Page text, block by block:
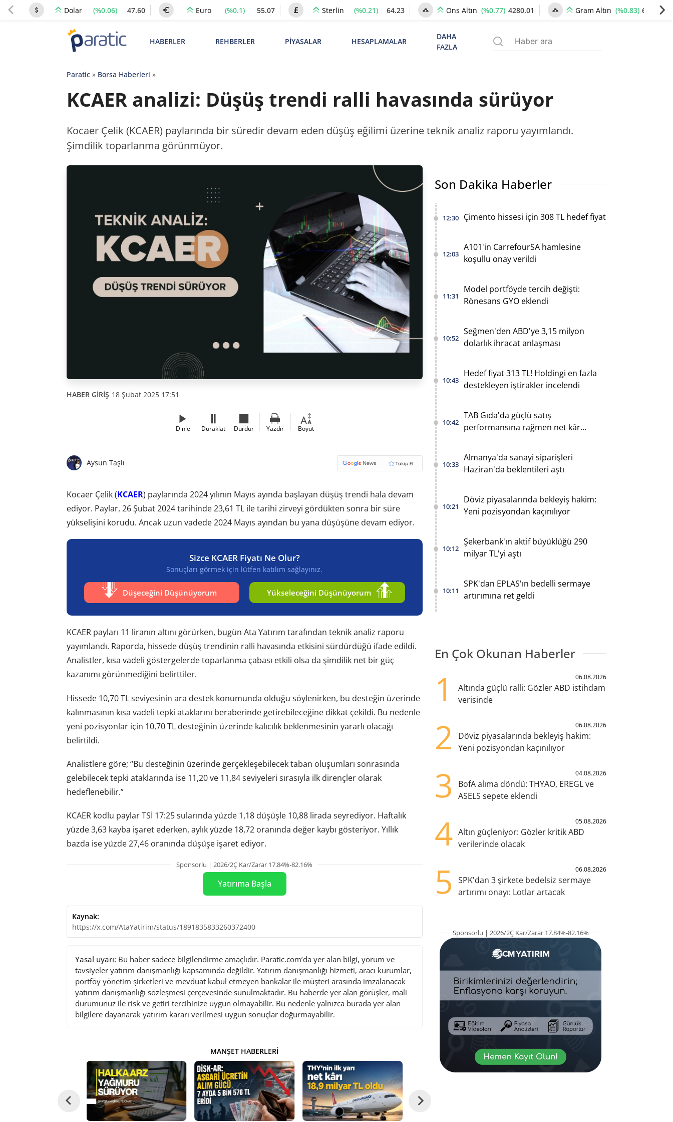
Dolar (%0.06) 47.60 Euro (%0.1) 55.07 Sterlin (%0.21) 64.23 Ons Altın (%0.77) 4280.01 Gram Altın (%0.83) 6549.87
HABERLER REHBERLER PİYASALAR HESAPLAMALAR
DAHA
FAZLA
Paratic» Borsa Haberleri »
KCAER analizi: Düşüş trendi ralli havasında sürüyor
Kocaer Çelik (KCAER) paylarında bir süredir devam eden düşüş eğilimi üzerine teknik analiz raporu yayımlandı.
Şimdilik toparlanma görünmüyor.
HABER GİRİŞ 18 Şubat 2025 17:51
Dinle Duraklat Durdur Yazdır Boyut
Aysun Taşlı
Kocaer Çelik (KCAER) paylarında 2024 yılının Mayıs ayında başlayan düşüş trendi hala devam
ediyor. Paylar, 26 Şubat 2024 tarihinde 23,61 TL ile tarihi zirveyi gördükten sonra bir süre
yükselişini korudu. Ancak uzun vadede 2024 Mayıs ayından bu yana düşüşüne devam ediyor.
Sizce KCAER Fiyatı Ne Olur?
Sonuçları görmek için lütfen katılım sağlayınız.
Düşeceğini Düşünüyorum Yükseleceğini Düşünüyorum
KCAER payları 11 liranın altını görürken, bugün Ata Yatırım tarafından teknik analiz raporu
yayımlandı. Raporda, hissede düşüş trendinin ralli havasında etkisini sürdürdüğü ifade edildi.
Analistler, kısa vadeli göstergelerde toparlanma çabası etkili olsa da şimdilik net bir güç
kazanımı görünmediğini belirttiler.
Hissede 10,70 TL seviyesinin ara destek konumunda olduğu söylenirken, bu desteğin üzerinde
kalınmasının kısa vadeli tepki ataklarını beraberinde getirebileceğine dikkat çekildi. Bu nedenle
yeni pozisyonlar için 10,70 TL desteğinin üzerinde kalıcılık beklenmesinin yararlı olacağı
belirtildi.
Analistlere göre; “Bu desteğinin üzerinde gerçekleşebilecek taban oluşumları sonrasında
gelebilecek tepki ataklarında ise 11,20 ve 11,84 seviyeleri sırasıyla ilk dirençler olarak
hedeflenebilir.”
KCAER kodlu paylar TSİ 17:25 sularında yüzde 1,18 düşüşle 10,88 lirada seyrediyor. Haftalık
yüzde 3,63 kayba işaret ederken, aylık yüzde 18,72 oranında değer kaybı gösteriyor. Yıllık
bazda ise yüzde 27,46 oranında düşüşe işaret ediyor.
Sponsorlu | 2026/2Ç Kar/Zarar 17.84%-82.16%
Yatırıma Başla
Kaynak:
https://x.com/AtaYatirim/status/1891835833260372400
Yasal uyarı: Bu haber sadece bilgilendirme amaçlıdır. Paratic.com’da yer alan bilgi, yorum ve
tavsiyeler yatırım danışmanlığı kapsamında değildir. Yatırım danışmanlığı hizmeti, aracı kurumlar,
portföy yönetim şirketleri ve mevduat kabul etmeyen bankalar ile müşteri arasında imzalanacak
yatırım danışmanlığı sözleşmesi çerçevesinde sunulmaktadır. Bu haberde yer alan görüşler, mali
durumunuz ile risk ve getiri tercihinize uygun olmayabilir. Bu nedenle yalnızca burada yer alan
bilgilere dayanarak yatırım kararı verilmesi uygun sonuçlar doğurmayabilir.
MANŞET HABERLERI
Son Dakika Haberler
12:30 Çimento hissesi için 308 TL hedef fiyat
12:03
A101'in CarrefourSA hamlesine
koşullu onay verildi
11:31
Model portföyde tercih değişti:
Rönesans GYO eklendi
10:52
Seğmen'den ABD'ye 3,15 milyon
dolarlık ihracat anlaşması
10:43
Hedef fiyat 313 TL! Holdingi en fazla
destekleyen iştirakler incelendi
10:42
TAB Gıda'da güçlü satış
performansına rağmen net kâr
10:33
Almanya'da sanayi siparişleri
Haziran'da beklentileri aştı
10:21
Döviz piyasalarında bekleyiş hakim:
Yeni pozisyondan kaçınılıyor
10:12
Şekerbank'ın aktif büyüklüğü 290
milyar TL'yi aştı
10:11
SPK'dan EPLAS'ın bedelli sermaye
artırımına ret geldi
En Çok Okunan Haberler
1 06.08.2026
Altında güçlü ralli: Gözler ABD istihdam
verisinde
2 06.08.2026
Döviz piyasalarında bekleyiş hakim:
Yeni pozisyondan kaçınılıyor
3 04.08.2026
BofA alıma döndü: THYAO, EREGL ve
ASELS sepete eklendi
4 05.08.2026
Altın güçleniyor: Gözler kritik ABD
verilerinde olacak
5 06.08.2026
SPK'dan 3 şirkete bedelsiz sermaye
artırımı onayı: Lotlar artacak
Sponsorlu | 2026/2Ç Kar/Zarar 17.84%-82.16%